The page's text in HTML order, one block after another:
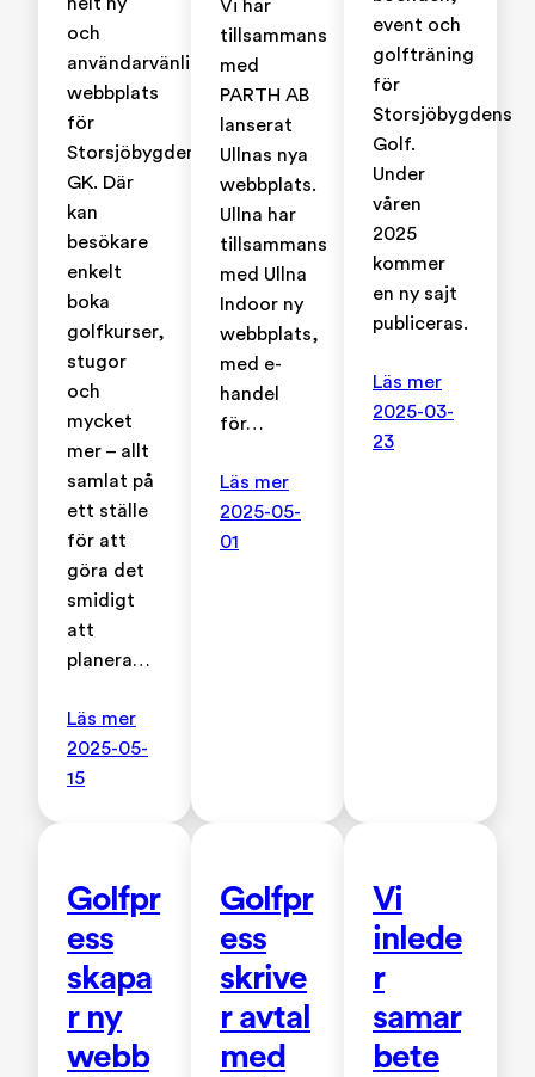
helt ny
och
användarvänlig
webbplats
för
Storsjöbygdens
GK. Där
kan
besökare
enkelt
boka
golfkurser,
stugor
och
mycket
mer – allt
samlat på
ett ställe
för att
göra det
smidigt
att
planera…
Läs mer
2025-05-
15
Vi har
tillsammans
med
PARTH AB
lanserat
Ullnas nya
webbplats.
Ullna har
tillsammans
med Ullna
Indoor ny
webbplats,
med e-
handel
för…
Läs mer
2025-05-
01
event och
golfträning
för
Storsjöbygdens
Golf.
Under
våren
2025
kommer
en ny sajt
publiceras.
Läs mer
2025-03-
23
Golfpr
ess
skapa
r ny
webb
Golfpr
ess
skrive
r avtal
med
Vi
inlede
r
samar
bete